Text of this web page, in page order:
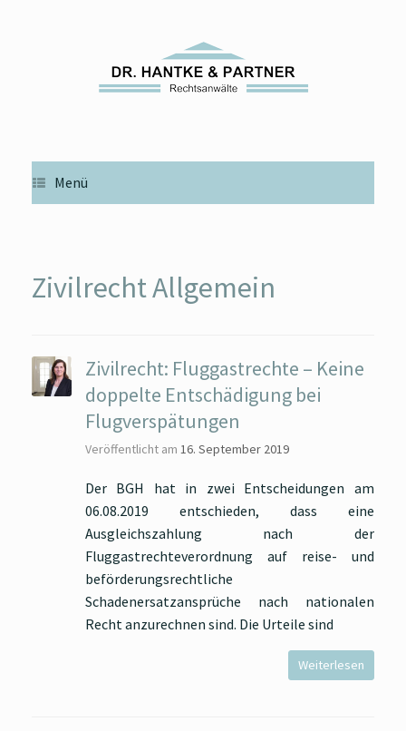
Menü
Zivilrecht Allgemein
Zivilrecht: Fluggastrechte – Keine
doppelte Entschädigung bei
Flugverspätungen
Veröffentlicht am 16. September 2019
Der BGH hat in zwei Entscheidungen am
06.08.2019 entschieden, dass eine
Ausgleichszahlung nach der
Fluggastrechteverordnung auf reise- und
beförderungsrechtliche
Schadenersatzansprüche nach nationalen
Recht anzurechnen sind. Die Urteile sind
Weiterlesen